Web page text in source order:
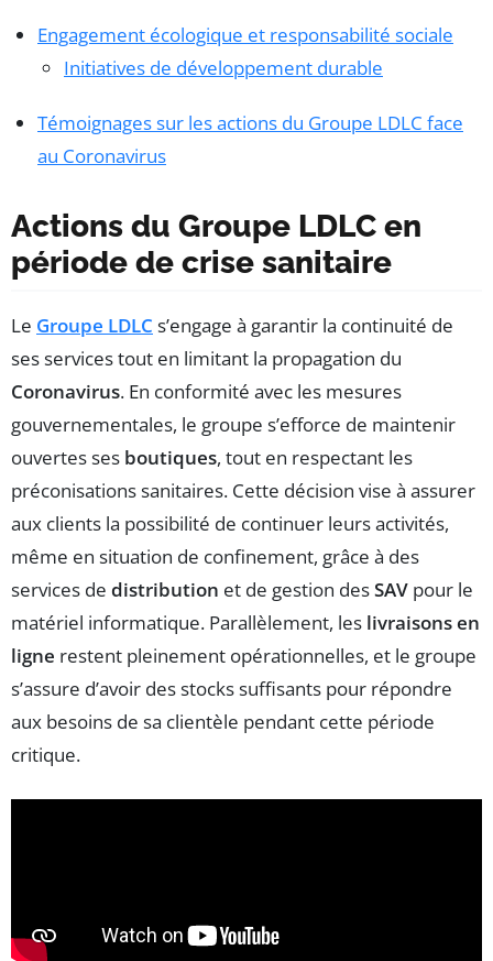
Engagement écologique et responsabilité sociale
Initiatives de développement durable
Témoignages sur les actions du Groupe LDLC face
au Coronavirus
Actions du Groupe LDLC en
période de crise sanitaire
Le Groupe LDLC s’engage à garantir la continuité de
ses services tout en limitant la propagation du
Coronavirus. En conformité avec les mesures
gouvernementales, le groupe s’efforce de maintenir
ouvertes ses boutiques, tout en respectant les
préconisations sanitaires. Cette décision vise à assurer
aux clients la possibilité de continuer leurs activités,
même en situation de confinement, grâce à des
services de distribution et de gestion desSAV pour le
matériel informatique. Parallèlement, les livraisons en
ligne restent pleinement opérationnelles, et le groupe
s’assure d’avoir des stocks suffisants pour répondre
aux besoins de sa clientèle pendant cette période
critique.